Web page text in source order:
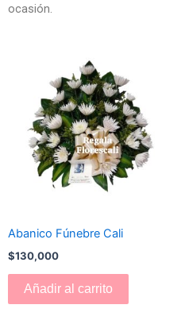
ocasión.
Abanico Fúnebre Cali
$130,000
Añadir al carrito